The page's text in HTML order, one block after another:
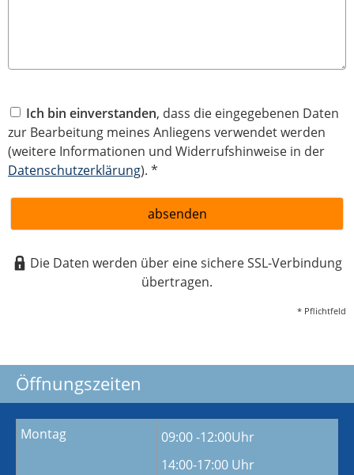
Ich bin einverstanden, dass die eingegebenen Daten
zur Bearbeitung meines Anliegens verwendet werden
(weitere Informationen und Widerrufshinweise in der
Datenschutzerklärung). *
absenden
Die Daten werden über eine sichere SSL-Verbindung
übertragen.
* Pflichtfeld
Öffnungszeiten
Montag
09:00 -12:00Uhr
14:00-17:00 Uhr